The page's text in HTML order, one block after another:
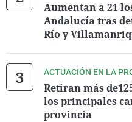
Aumentan a 21
Andalucía tras
Río y
ACTUACIÓN EN LA
Retiran más
los principales
provincia